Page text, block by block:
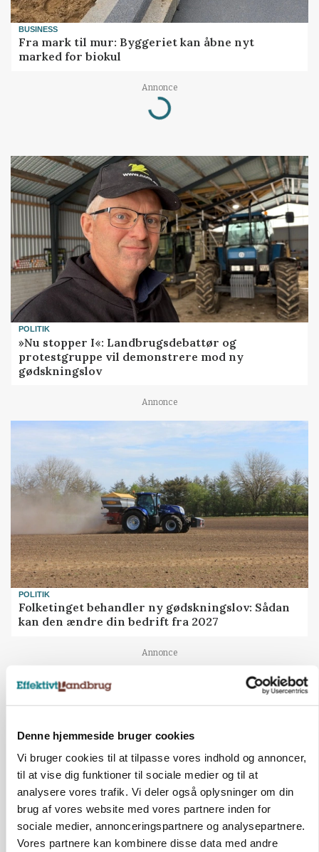
Denne hjemmeside bruger cookies
Vi bruger cookies til at tilpasse vores indhold og annoncer,
til at vise dig funktioner til sociale medier og til at
analysere vores trafik. Vi deler også oplysninger om din
brug af vores website med vores partnere inden for
sociale medier, annonceringspartnere og analysepartnere.
Vores partnere kan kombinere disse data med andre
BUSINESS
Fra mark til mur: Byggeriet kan åbne nyt
marked for biokul
Annonce
Loading...
POLITIK
»Nu stopper I«: Landbrugsdebattør og
protestgruppe vil demonstrere mod ny
gødskningslov
Annonce
POLITIK
Folketinget behandler ny gødskningslov: Sådan
kan den ændre din bedrift fra 2027
Annonce
KVÆG
Snart kan man søge tilskud til naturprojekter
Loading...